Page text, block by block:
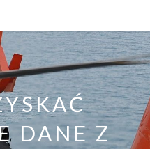
DANE Z